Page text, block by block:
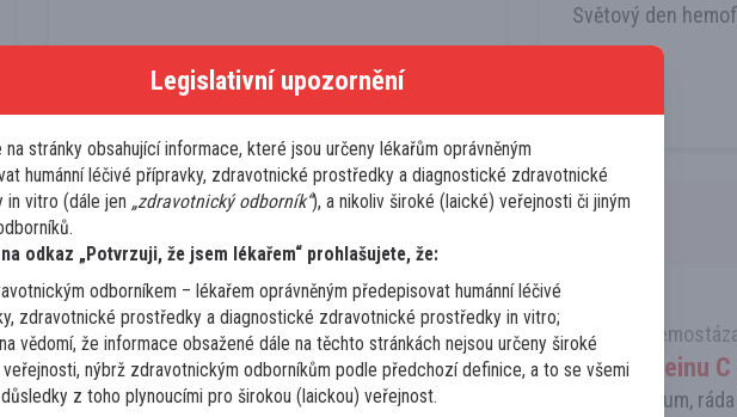
Více zde
Světový den
Onkolog
Lymfomy a CLL
Relaps PTCL jako folikulárního T-
buněčného lymfomu FTC po 5 letech
Hematolog
Trombóza a
Deficit proteinu
Vážené kolegium,
Legislativní upozornění
stránky obsahující informace, které jsou určeny lékařům oprávněným
humánní léčivé přípravky, zdravotnické prostředky a diagnostické zdravotnické
in vitro (dále jen „zdravotnický odborník“), a nikoliv široké (laické) veřejnosti či jiným
odkaz „Potvrzuji, že jsem lékařem“ prohlašujete, že:
odborníkem – lékařem oprávněným předepisovat humánní léčivé
zdravotnické prostředky a diagnostické zdravotnické prostředky in vitro;
vědomí, že informace obsažené dále na těchto stránkách nejsou určeny široké
nýbrž zdravotnickým odborníkům podle předchozí definice, a to se všemi
z toho plynoucími pro širokou (laickou) veřejnost.